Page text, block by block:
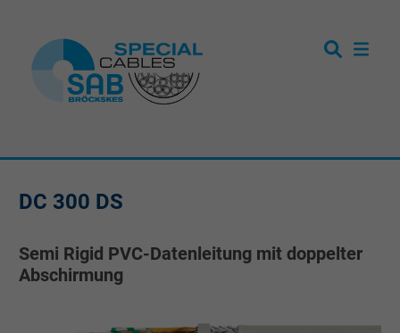
DC 300 DS
Semi Rigid PVC-Datenleitung mit doppelter
Abschirmung